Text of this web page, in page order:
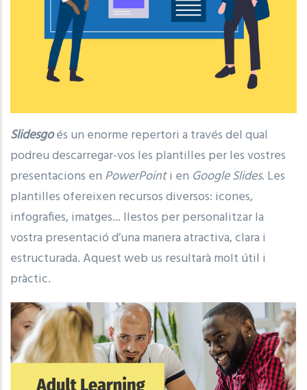
Slidesgoés un enorme repertori a través del qual
podreu descarregar-vos les plantilles per les vostres
presentacions en PowerPointi en Google Slides. Les
plantilles ofereixen recursos diversos: icones,
infografies, imatges... llestos per personalitzar la
vostra presentació d’una manera atractiva, clara i
estructurada. Aquest web us resultarà molt útil i
pràctic.